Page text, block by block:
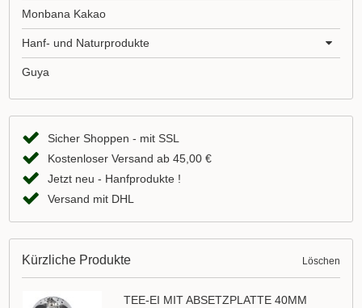
Monbana Kakao
Hanf- und Naturprodukte
Guya
Sicher Shoppen - mit SSL
Kostenloser Versand ab 45,00 €
Jetzt neu - Hanfprodukte !
Versand mit DHL
Kürzliche Produkte Löschen
TEE-EI MIT ABSETZPLATTE 40MM